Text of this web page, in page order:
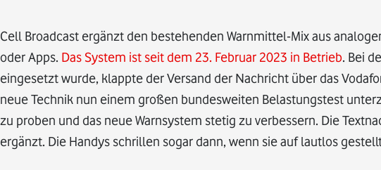
Cell Broadcast ergänzt den bestehenden Warnmittel-Mix aus
oder Apps. Das System ist seit dem 23. Februar 2023 in Betrieb. Bei
eingesetzt wurde, klappte der Versand der Nachricht über das
neue Technik nun einem großen bundesweiten Belastungstest
zu proben und das neue Warnsystem stetig zu verbessern. Die
ergänzt. Die Handys schrillen sogar dann, wenn sie auf lautlos